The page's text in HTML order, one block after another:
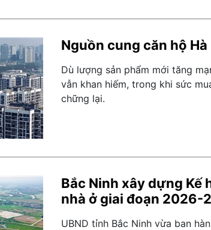
Nguồn cung căn hộ
Dù lượng sản phẩm mới tăng
vẫn khan hiếm, trong khi sức
chững lại.
Bắc Ninh xây dựng Kế
nhà ở giai đoạn 2026-
UBND tỉnh Bắc Ninh vừa ban